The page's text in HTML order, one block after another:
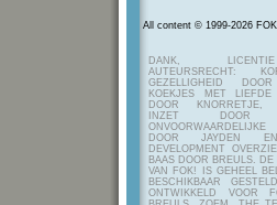
All content © 1999-2026
DANK,
AUTEURSRECHT:
GEZELLIGHEID
KOEKJES MET LIEFDE
DOOR KNORRETJE,
INZET DOOR
DOOR JAYDEN
DEVELOPMENT
BAAS DOOR BREULS. DE
VAN FOK! IS GEHEEL
BESCHIKBAAR
ONTWIKKELD VOOR